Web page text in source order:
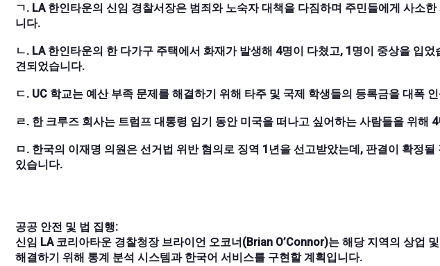
ㄱ. LA 한인타운의 신임 경찰서장은 범죄와 노숙자 대책을 다짐하며 주민들에게 사소
니다.
ㄴ. LA 한인타운의 한 다가구 주택에서 화재가 발생해 4명이 다쳤고, 1명이 중상을 입
견되었습니다.
ㄷ. UC 학교는 예산 부족 문제를 해결하기 위해 타주 및 국제 학생들의 등록금을 대폭
ㄹ. 한 크루즈 회사는 트럼프 대통령 임기 동안 미국을 떠나고 싶어하는 사람들을 위해
ㅁ. 한국의 이재명 의원은 선거법 위반 혐의로 징역 1년을 선고받았는데, 판결이 확정
있습니다.
공공 안전 및 법 집행:
신임 LA 코리아타운 경찰청장 브라이언 오코너(Brian O’Connor)는 해당 지역의 상업
해결하기 위해 통계 분석 시스템과 한국어 서비스를 구현할 계획입니다.